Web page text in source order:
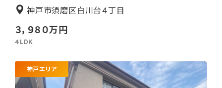
３，９８０万円
４LDK
神戸市須磨区白川台４丁目
神戸エリア